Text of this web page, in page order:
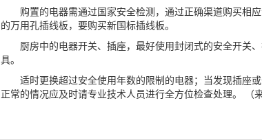
购置的电器需通过国家安全检测，通过正确渠道购买相应
的万用孔插线板，要购买新国标插线板。
厨房中的电器开关、插座，最好使用封闭式的安全开关、
具。
适时更换超过安全使用年数的限制的电器；当发现插座或
正常的情况应及时请专业技术人员进行全方位检查处理。 （